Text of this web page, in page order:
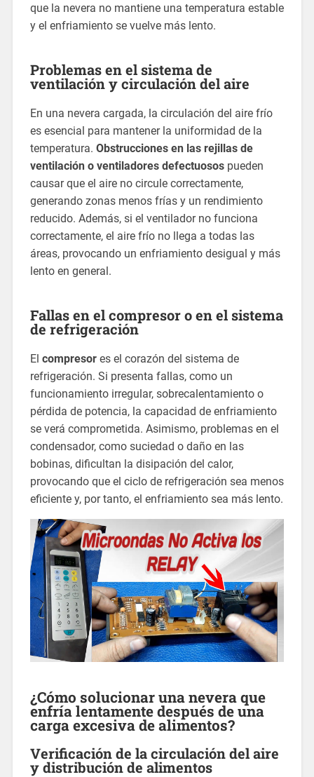
que la nevera no mantiene una temperatura estable
y el enfriamiento se vuelve más lento.
Problemas en el sistema de
ventilación y circulación del aire
En una nevera cargada, la circulación del aire frío
es esencial para mantener la uniformidad de la
temperatura. Obstrucciones en las rejillas de
ventilación o ventiladores defectuosospueden
causar que el aire no circule correctamente,
generando zonas menos frías y un rendimiento
reducido. Además, si el ventilador no funciona
correctamente, el aire frío no llega a todas las
áreas, provocando un enfriamiento desigual y más
lento en general.
Fallas en el compresor o en el sistema
de refrigeración
El compresores el corazón del sistema de
refrigeración. Si presenta fallas, como un
funcionamiento irregular, sobrecalentamiento o
pérdida de potencia, la capacidad de enfriamiento
se verá comprometida. Asimismo, problemas en el
condensador, como suciedad o daño en las
bobinas, dificultan la disipación del calor,
provocando que el ciclo de refrigeración sea menos
eficiente y, por tanto, el enfriamiento sea más lento.
¿Cómo solucionar una nevera que
enfría lentamente después de una
carga excesiva de alimentos?
Verificación de la circulación del aire
y distribución de alimentos